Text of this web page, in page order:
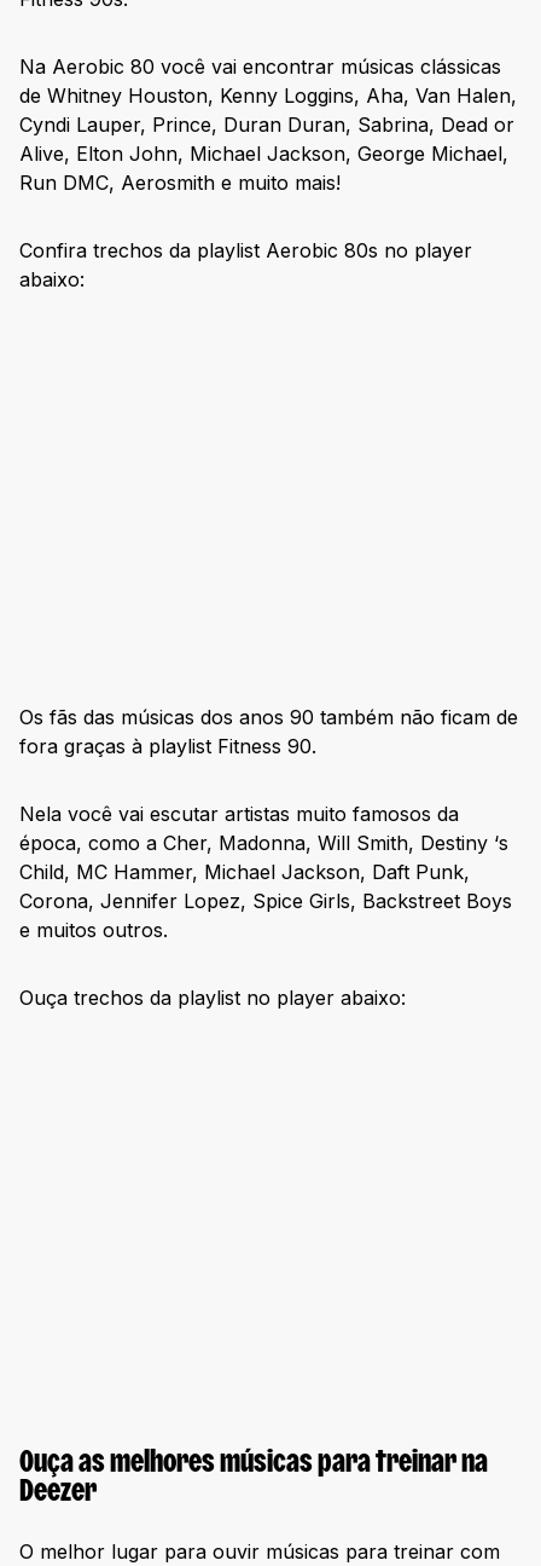
Na Aerobic 80 você vai encontrar músicas clássicas
de Whitney Houston, Kenny Loggins, Aha, Van Halen,
Cyndi Lauper, Prince, Duran Duran, Sabrina, Dead or
Alive, Elton John, Michael Jackson, George Michael,
Run DMC, Aerosmith e muito mais!
Confira trechos da playlist Aerobic 80s no player
abaixo:
Os fãs das músicas dos anos 90 também não ficam de
fora graças à playlist Fitness 90.
Nela você vai escutar artistas muito famosos da
época, como a Cher, Madonna, Will Smith, Destiny ‘s
Child, MC Hammer, Michael Jackson, Daft Punk,
Corona, Jennifer Lopez, Spice Girls, Backstreet Boys
e muitos outros.
Ouça trechos da playlist no player abaixo:
Ouça as melhores músicas para treinar na
Deezer
O melhor lugar para ouvir músicas para treinar com